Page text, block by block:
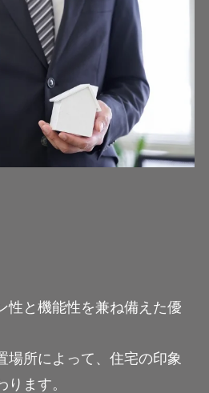
性と機能性を兼ね備えた優
場所によって、住宅の印象
ます。